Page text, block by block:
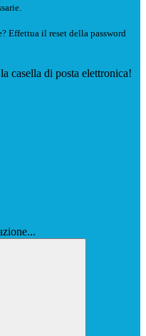
Effettua il reset della password
casella di posta elettronica!